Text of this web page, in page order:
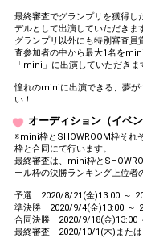
最終審査でグランプリを獲得
デルとして出演していただきま
グランプリ以外にも特別審査
査参加者の中から最大1名を
「mini」に出演していただきま
憧れのminiに出演できる、夢が
い！
オーディション（イベ
※mini枠とSHOWROOM枠それ
枠と合同にて行います。
最終審査は、mini枠と
ール枠の決勝ランキング上位者
予選 2020/8/21(金)13:00 ～
準決勝 2020/9/4(金)13:00 ～
合同決勝 2020/9/18(金)13:00
最終審査 2020/10/1(木)または